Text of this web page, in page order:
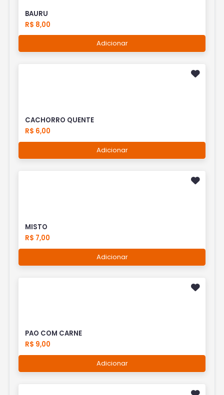
BAURU
R$ 8,00
Adicionar
CACHORRO QUENTE
R$ 6,00
Adicionar
MISTO
R$ 7,00
Adicionar
PAO COM CARNE
R$ 9,00
Adicionar